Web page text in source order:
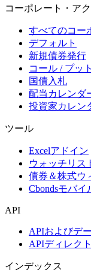
コーポレート・ア
すべてのコー
デフォルト
新規債券発行
コール / プッ
国債入札
配当カレンダ
投資家カレン
ツール
Excelアドイン
ウォッチリス
債券＆株式ウ
Cbondsモバイ
API
APIおよびデ
APIディレク
インデックス